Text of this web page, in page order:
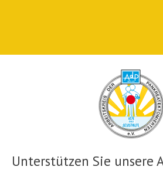
Unterstützen Sie unsere